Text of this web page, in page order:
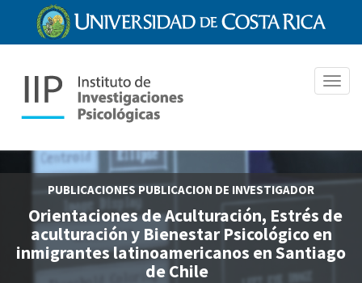
contenido
PUBLICACIONES PUBLICACION DE INVESTIGADOR
Orientaciones de Aculturación, Estrés de
aculturación y Bienestar Psicológico en
inmigrantes latinoamericanos en Santiago
de Chile